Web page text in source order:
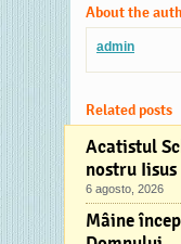
About the
admin
Related posts
Acatistul
nostru
6 agosto, 2026
Mâine